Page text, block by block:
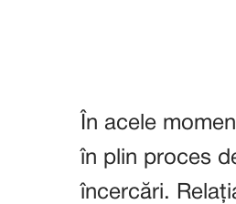
În acele
în plin proces
încercări.